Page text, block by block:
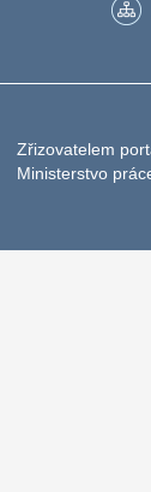
Zřizovatelem
Ministerstvo